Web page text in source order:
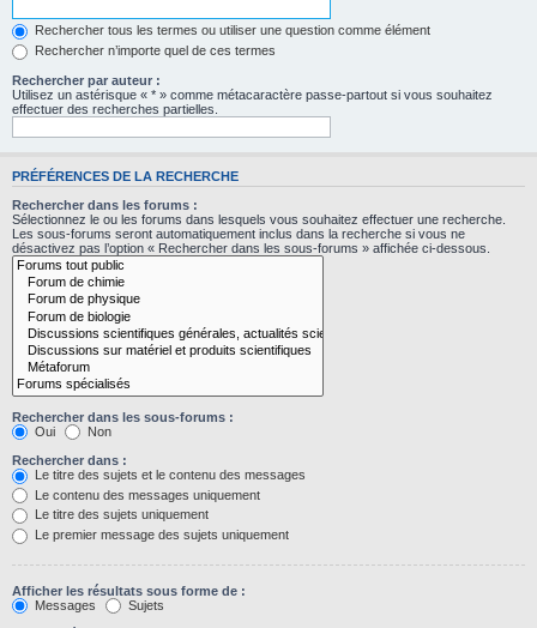
Rechercher tous les termes ou utiliser une question comme élément
Rechercher n’importe quel de ces termes
Rechercher par auteur :
Utilisez un astérisque « * » comme métacaractère passe-partout si vous souhaitez
effectuer des recherches partielles.
PRÉFÉRENCES DE LA RECHERCHE
Rechercher dans les forums :
Sélectionnez le ou les forums dans lesquels vous souhaitez effectuer une recherche.
Les sous-forums seront automatiquement inclus dans la recherche si vous ne
désactivez pas l’option « Rechercher dans les sous-forums » affichée ci-dessous.
Rechercher dans les sous-forums :
Oui
Non
Rechercher dans :
Le titre des sujets et le contenu des messages
Le contenu des messages uniquement
Le titre des sujets uniquement
Le premier message des sujets uniquement
Afficher les résultats sous forme de :
Messages
Sujets